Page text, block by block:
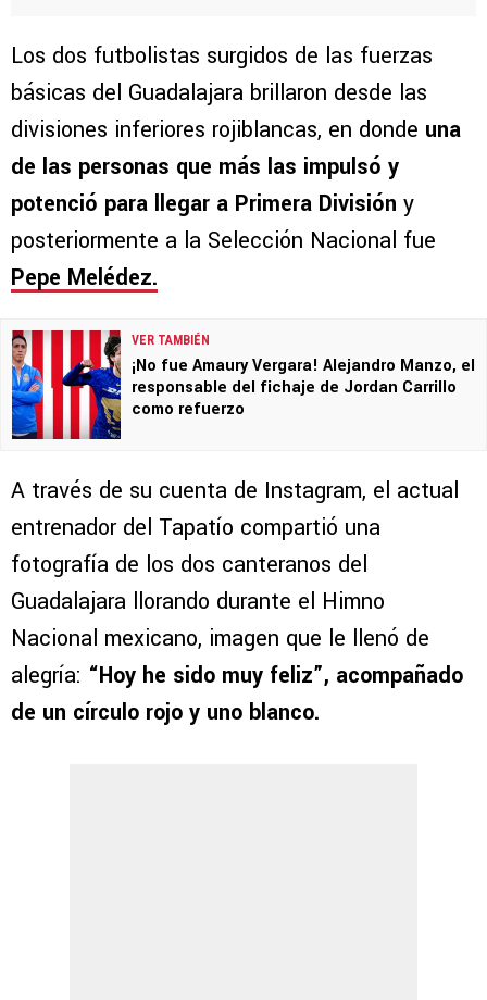
Los dos futbolistas surgidos de las fuerzas
básicas del Guadalajara brillaron desde las
divisiones inferiores rojiblancas, en donde una
de las personas que más las impulsó y
potenció para llegar a Primera División y
posteriormente a la Selección Nacional fue
Pepe Melédez.
VER TAMBIÉN
¡No fue Amaury Vergara! Alejandro Manzo, el
responsable del fichaje de Jordan Carrillo
como refuerzo
A través de su cuenta de Instagram, el actual
entrenador del Tapatío compartió una
fotografía de los dos canteranos del
Guadalajara llorando durante el Himno
Nacional mexicano, imagen que le llenó de
alegría: “Hoy he sido muy feliz”, acompañado
de un círculo rojo y uno blanco.